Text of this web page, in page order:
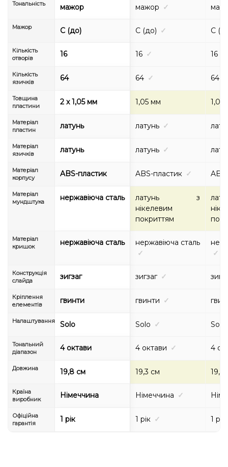
Тональність мажор мажор ✓
Мажор C (до) C (до) ✓ C
Кількість
отворів
16 16 ✓ 16
Кількість
язичків
64 64 ✓ 64
Товщина
пластини
2 x 1,05 мм 1,05 мм 1,05
Матеріал
пластин
латунь латунь ✓
Матеріал
язичків
латунь латунь ✓
Матеріал
корпусу
ABS-пластик ABS-пластик ✓
Матеріал
мундштука
нержавіюча сталь
латунь з
нікелевим
покриттям
Матеріал
кришок
нержавіюча сталь
нержавіюча сталь
✓
✓
Конструкція
слайда
зигзаг зигзаг ✓
Кріплення
елементів
гвинти гвинти ✓
Налаштування Solo Solo ✓ Solo
Тональний
діапазон
4 октави 4 октави ✓ 4
Довжина 19,8 см 19,3 см 19,3
Країна
виробник
Німеччина Німеччина ✓
Офіційна
гарантія
1 рік 1 рік ✓ 1 рік